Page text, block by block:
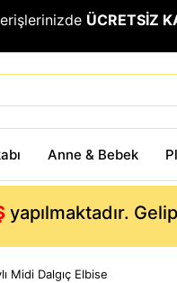
ÜCRETSİZ
Anne & Bebek
yapılmaktadır.
Midi Dalgıç Elbise